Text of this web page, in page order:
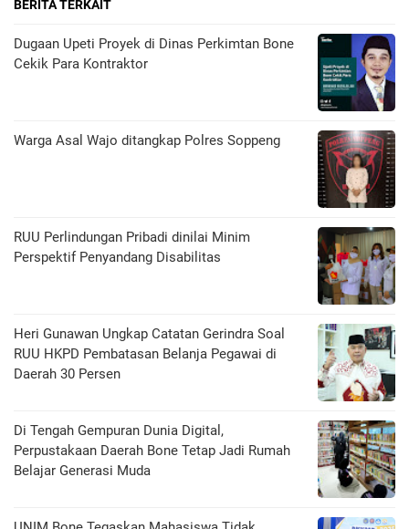
BERITA TERKAIT
Dugaan Upeti Proyek di Dinas Perkimtan Bone
Cekik Para Kontraktor
Warga Asal Wajo ditangkap Polres Soppeng
RUU Perlindungan Pribadi dinilai Minim
Perspektif Penyandang Disabilitas
Heri Gunawan Ungkap Catatan Gerindra Soal
RUU HKPD Pembatasan Belanja Pegawai di
Daerah 30 Persen
Di Tengah Gempuran Dunia Digital,
Perpustakaan Daerah Bone Tetap Jadi Rumah
Belajar Generasi Muda